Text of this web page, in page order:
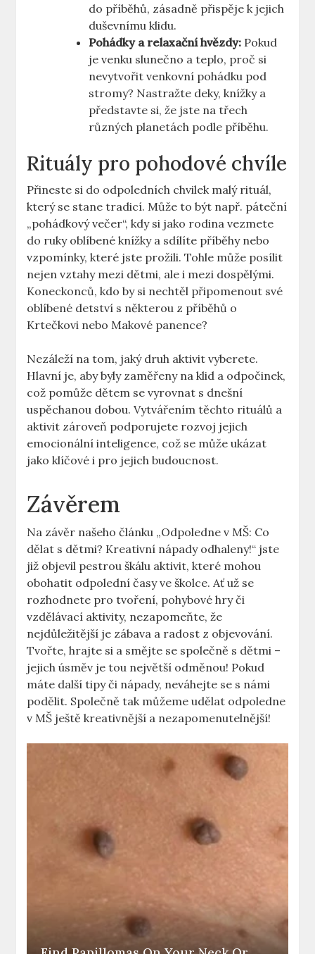
do příběhů, zásadně přispěje k jejich
duševnímu klidu.
Pohádky a relaxační hvězdy: Pokud
je venku slunečno⁣ a teplo, proč si
nevytvořit venkovní pohádku pod
stromy? Nastražte deky, knížky a
představte si, že jste na třech
různých planetách podle ​příběhu.
Rituály pro pohodové chvíle
Přineste ‍si do odpoledních chvilek malý ‌rituál,
⁢který se ‍stane tradicí. Může to být např. páteční
„pohádkový večer“, kdy si jako rodina⁤ vezmete
do ruky oblíbené knížky a sdílíte ‍příběhy nebo
vzpomínky, které jste prožili. Tohle⁤ může posílit
nejen vztahy mezi dětmi, ale i mezi ⁣dospělými.
Koneckonců, kdo by si nechtěl připomenout své
oblíbené detství s⁤ některou z příběhů o​
Krtečkovi nebo Makové‌ panence?
Nezáleží na tom, jaký druh aktivit​ vyberete.
Hlavní je, aby byly zaměřeny na klid a odpočinek,​
což pomůže dětem se vyrovnat s dnešní​
uspěchanou ‍dobou.‍ Vytvářením těchto ‍rituálů a
aktivit zároveň podporujete rozvoj jejich
emocionální inteligence, což se‌ může ‌ukázat
jako klíčové i pro ​jejich budoucnost.
Závěrem
Na závěr našeho článku „Odpoledne v‌ MŠ: Co
dělat s​ dětmi? Kreativní nápady ​odhaleny!“ jste
již objevil pestrou škálu ​aktivit, které mohou
obohatit odpolední časy ve školce. Ať už se
rozhodnete pro tvoření, pohybové hry či
vzdělávací aktivity, nezapomeňte, že
nejdůležitější je zábava a radost z ⁢objevování.
Tvořte, ⁤hrajte si a smějte se společně s dětmi –
jejich úsměv je tou ​největší​ odměnou! Pokud
máte další tipy či nápady, neváhejte se s námi
podělit. Společně tak můžeme udělat odpoledne
v MŠ ještě kreativnější a nezapomenutelnější!